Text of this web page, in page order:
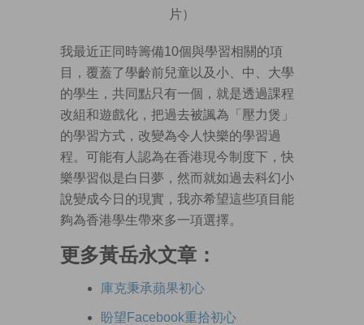
片）
我最近正同時籌備10個與學習相關的項
目，覆蓋了學齡前兒童以及小、中、大學
的學生，共同點只有一個，就是透過課程
改組和遊戲化，把過去被諷為「壓力煲」
的學習方式，改變為令人快樂的學習過
程。可能有人認為在香港現今制度下，快
樂學習似是白日夢，然而就如過去科幻小
說變成今日的現實，我亦希望這些項目能
夠為香港學生帶來多一項選擇。
更多黃岳永文章：
庫克秉承蘋果初心
盼望Facebook重拾初心